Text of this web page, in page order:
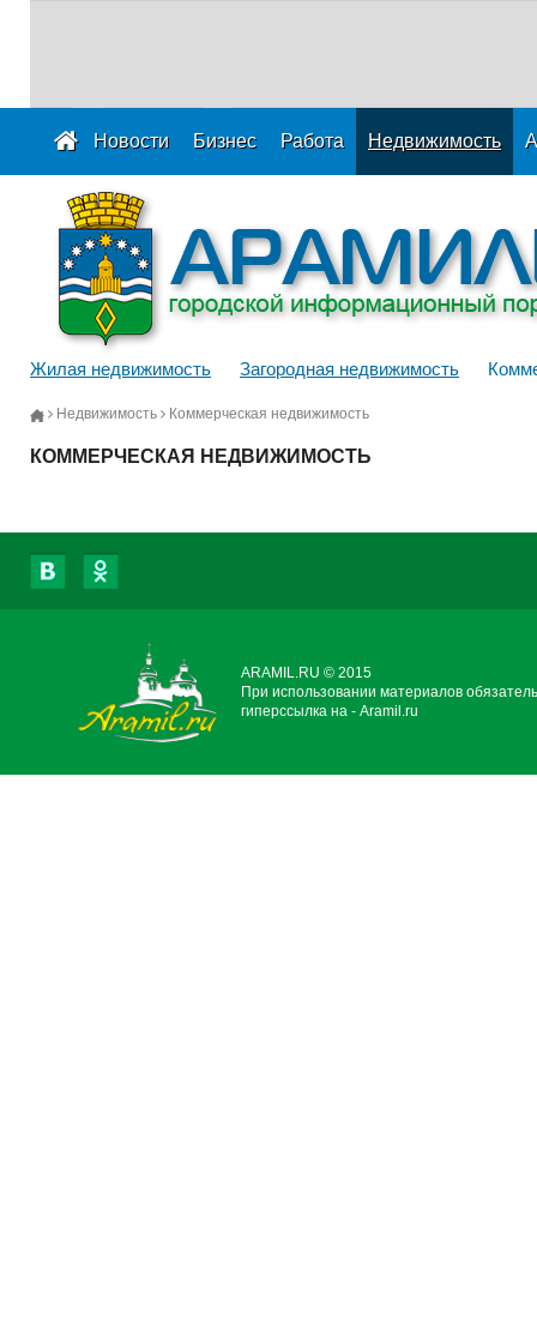
Новости Бизнес Работа Недвижимость
Жилая недвижимость Загородная недвижимость
Недвижимость Коммерческая недвижимость
КОММЕРЧЕСКАЯ НЕДВИЖИМОСТЬ
ARAMIL.RU © 2015
При использовании материалов
гиперссылка на - Aramil.ru